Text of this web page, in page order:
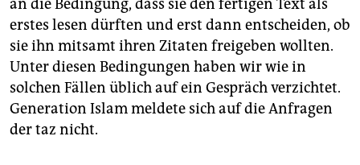
an die Bedingung, dass sie den fertigen Text als
erstes lesen dürften und erst dann entscheiden, ob
sie ihn mitsamt ihren Zitaten freigeben wollten.
Unter diesen Bedingungen haben wir wie in
solchen Fällen üblich auf ein Gespräch verzichtet.
Generation Islam meldete sich auf die Anfragen
der taz nicht.